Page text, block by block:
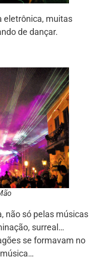
eletrônica, muitas
de dançar.
não só pelas músicas
surreal…
se formavam no